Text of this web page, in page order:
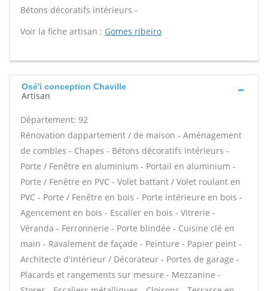
Bétons décoratifs intérieurs -
Voir la fiche artisan : Gomes ribeiro
Osé'i conception Chaville
Artisan
Département: 92
Rénovation dappartement / de maison - Aménagement
de combles - Chapes - Bétons décoratifs intérieurs -
Porte / Fenêtre en aluminium - Portail en aluminium -
Porte / Fenêtre en PVC - Volet battant / Volet roulant en
PVC - Porte / Fenêtre en bois - Porte intérieure en bois -
Agencement en bois - Escalier en bois - Vitrerie -
Véranda - Ferronnerie - Porte blindée - Cuisine clé en
main - Ravalement de façade - Peinture - Papier peint -
Architecte d'intérieur / Décorateur - Portes de garage -
Placards et rangements sur mesure - Mezzanine -